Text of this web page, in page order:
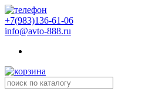
+7(983)136-61-06
info@avto-888.ru